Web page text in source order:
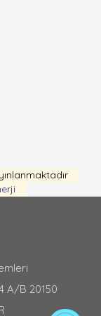
A/B 20150